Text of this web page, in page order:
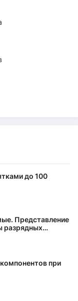
до 100
Представление
разрядных
при